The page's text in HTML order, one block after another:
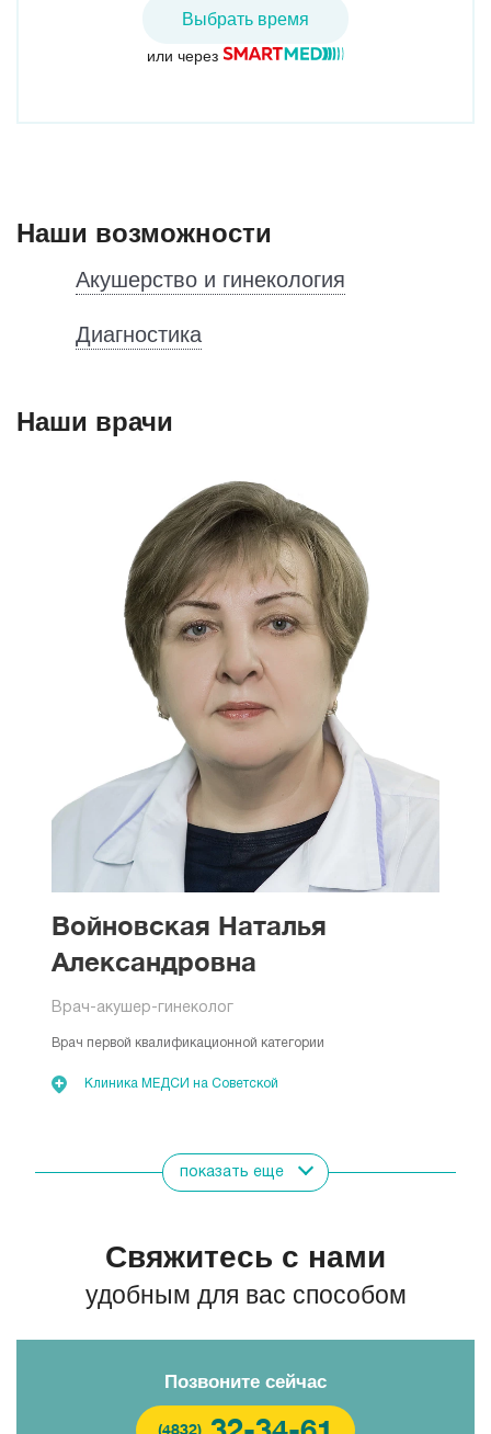
Выбрать время
или через
Наши возможности
Акушерство и гинекология
Диагностика
Наши врачи
Войновская Наталья
Александровна
Врач-акушер-гинеколог
Врач первой квалификационной категории
Клиника МЕДСИ на Советской
Показать всех врачей
показать еще
Свяжитесь с нами
удобным для вас способом
Позвоните сейчас
(4832)